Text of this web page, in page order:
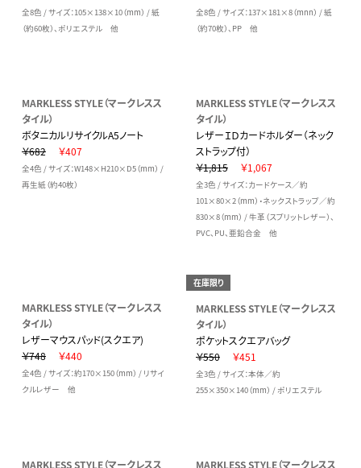
全8色 / サイズ：105×138×10（mm） / 紙
（約60枚）、ポリエステル 他
全8色 / サイズ：137×181×8（mnn） / 紙
（約70枚）、PP 他
MARKLESS STYLE（マークレスス
タイル）
ボタニカルリサイクルA5ノート
￥682
￥407
全4色 / サイズ：W148×H210×D5（mm） /
再生紙（約40枚）
MARKLESS STYLE（マークレスス
タイル）
レザーＩＤカードホルダー（ネック
ストラップ付）
￥1,815
￥1,067
全3色 / サイズ：カードケース／約
101×80×2（mm）・ネックストラップ／約
830×8（mm） / 牛革（スプリットレザー）、
PVC、PU、亜鉛合金 他
MARKLESS STYLE（マークレスス
タイル）
レザーマウスパッド(スクエア)
￥748
￥440
全4色 / サイズ：約170×150（mm） / リサイ
クルレザー 他
在庫限り
MARKLESS STYLE（マークレスス
タイル）
ポケットスクエアバッグ
￥550
￥451
全3色 / サイズ：本体／約
255×350×140（mm） / ポリエステル
MARKLESS STYLE（マークレスス MARKLESS STYLE（マークレスス